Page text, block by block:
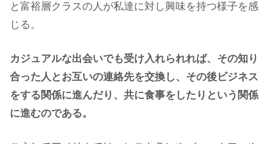
と富裕層クラスの人が私達に対し興味を持つ様子を感
じる。
カジュアルな出会いでも受け入れられれば、その知り
合った人とお互いの連絡先を交換し、その後ビジネス
をする関係に進んだり、共に食事をしたりという関係
に進むのである。